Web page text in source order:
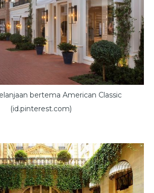
bertema American Classic
(id.pinterest.com)